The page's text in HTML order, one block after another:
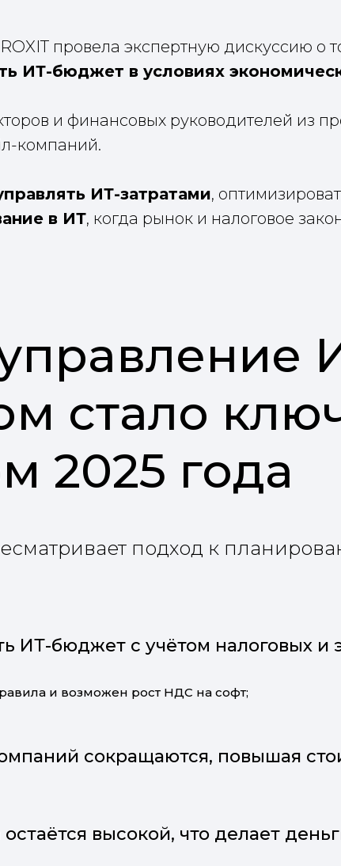
провела экспертную дискуссию о
ИТ-бюджет в условиях
и финансовых руководителей из
компаний.
ИТ-затратами,
в ИТ, когда рынок и налоговое
стало
2025 года
подход к
ИТ-бюджет с учётом налоговых и
и возможен рост НДС на софт;
сокращаются, повышая
высокой, что делает